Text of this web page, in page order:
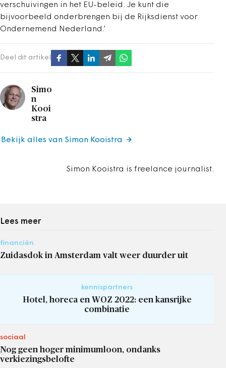
verschuivingen in het EU-beleid. Je kunt die
bijvoorbeeld onderbrengen bij de Rijksdienst voor
Ondernemend Nederland.’
Deel dit artikel
Simo
n
Kooi
stra
Simon Kooistra is freelance journalist.
Bekijk alles van Simon Kooistra
Lees meer
financiën
Zuidasdok in Amsterdam valt weer duurder uit
kennispartners
Hotel, horeca en WOZ 2022: een kansrijke
combinatie
sociaal
Nog geen hoger minimumloon, ondanks
verkiezingsbelofte